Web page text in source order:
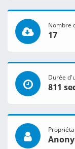
Nombre
17
Durée
811